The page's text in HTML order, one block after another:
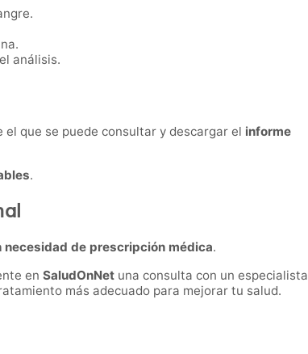
análisis.
que se puede consultar y descargar el informe
.
necesidad de prescripción médica.
en SaludOnNet una consulta con un especialista
más adecuado para mejorar tu salud.